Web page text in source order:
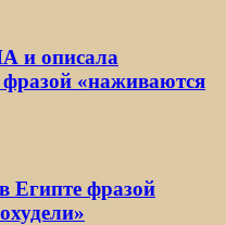
и описала
фразой «наживаются
Египте фразой